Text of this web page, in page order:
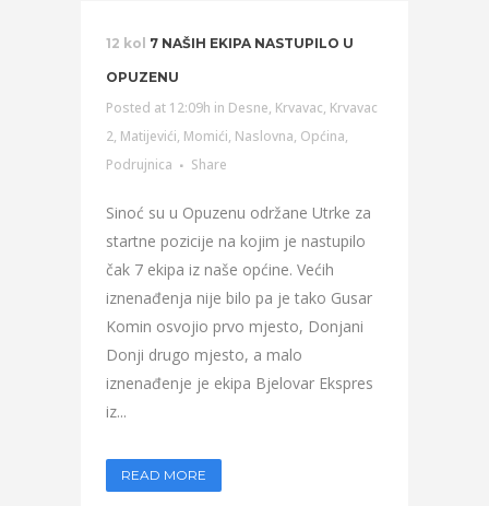
12 kol 7 NAŠIH EKIPA NASTUPILO U
OPUZENU
Posted at 12:09h in Desne, Krvavac, Krvavac
2, Matijevići, Momići, Naslovna, Općina,
Podrujnica
Share
Sinoć su u Opuzenu održane Utrke za
startne pozicije na kojim je nastupilo
čak 7 ekipa iz naše općine. Većih
iznenađenja nije bilo pa je tako Gusar
Komin osvojio prvo mjesto, Donjani
Donji drugo mjesto, a malo
iznenađenje je ekipa Bjelovar Ekspres
iz...
READ MORE